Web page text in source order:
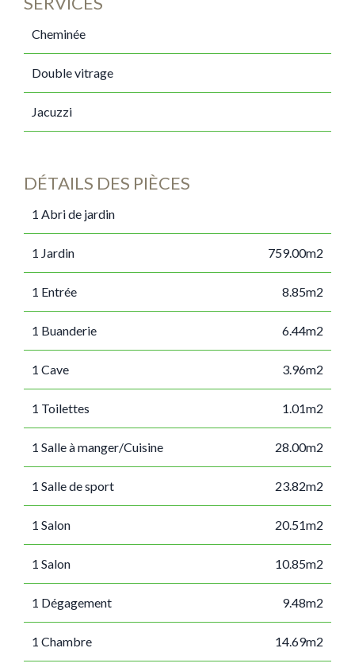
Cheminée
Double vitrage
Jacuzzi
DÉTAILS DES PIÈCES
1 Abri de jardin
1 Jardin 759.00m2
1 Entrée 8.85m2
1 Buanderie 6.44m2
1 Cave 3.96m2
1 Toilettes 1.01m2
1 Salle à manger/Cuisine 28.00m2
1 Salle de sport 23.82m2
1 Salon 20.51m2
1 Salon 10.85m2
1 Dégagement 9.48m2
1 Chambre 14.69m2